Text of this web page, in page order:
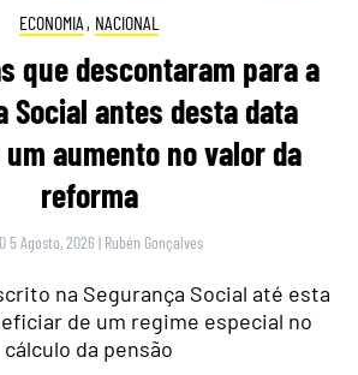
ECONOMIA , NACIONAL
que descontaram para a
Social antes desta data
aumento no valor da
reforma
5 Agosto, 2026 | Rubén Gonçalves
na Segurança Social até esta
de um regime especial no
cálculo da pensão